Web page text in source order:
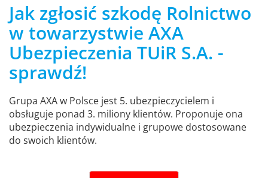
Jak zgłosić szkodę Rolnictwo
w towarzystwie AXA
Ubezpieczenia TUiR S.A. -
sprawdź!
Grupa AXA w Polsce jest 5. ubezpieczycielem i
obsługuje ponad 3. miliony klientów. Proponuje ona
ubezpieczenia indywidualne i grupowe dostosowane
do swoich klientów.